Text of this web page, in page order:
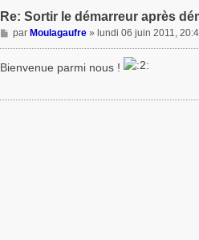
Re: Sortir le démarreur après
M
e
s
par Moulagaufre» lundi 06 juin 2011,
Bienvenue parmi nous !